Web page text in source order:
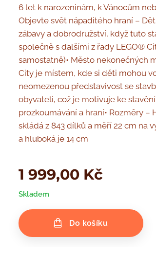
6 let k narozeninám, k Vánocům
Objevte svět nápaditého hraní –
zábavy a dobrodružství, když tuto
společně s dalšími z řady LEGO®
samostatně)• Město nekonečných
City je místem, kde si děti mohou
neomezenou představivost se
obyvateli, což je motivuje ke
prozkoumávání a hraní• Rozměry –
skládá z 843 dílků a měří 22 cm na
a hluboká je 14 cm
1 999,00 Kč
Skladem
Do košíku